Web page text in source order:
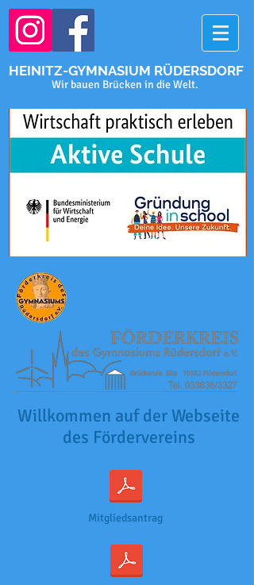
HEINITZ-GYMNASIUM RÜDERSDORF
Wir bauen Brücken in die Welt.
Willkommen auf der Webseite
des Fördervereins
Mitgliedsantrag